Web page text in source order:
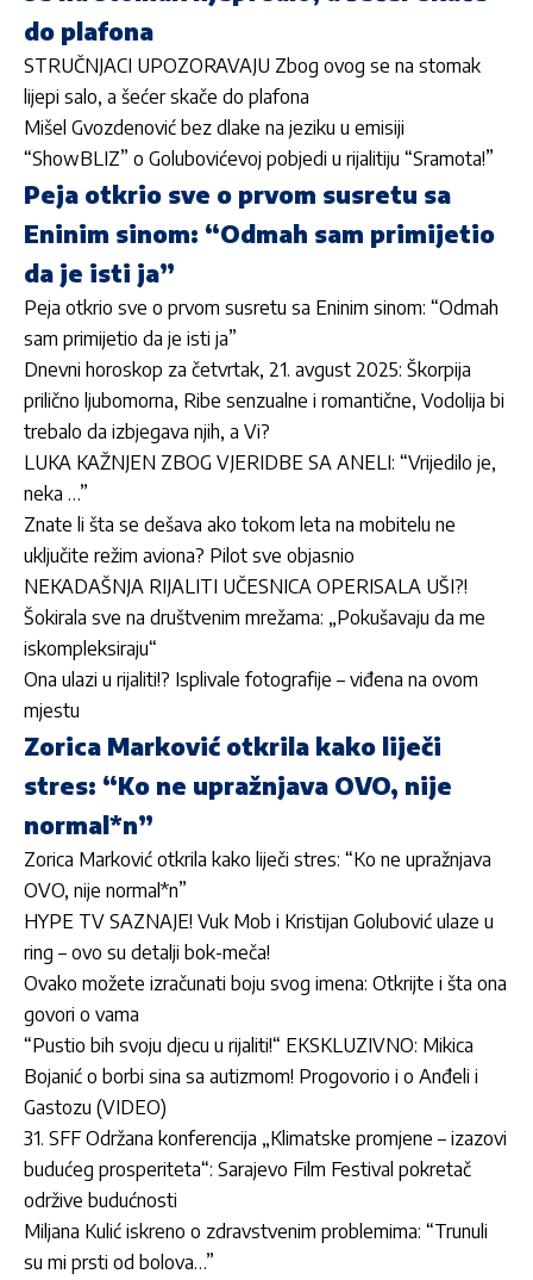
do plafona
STRUČNJACI UPOZORAVAJU Zbog ovog se na stomak
lijepi salo, a šećer skače do plafona
Mišel Gvozdenović bez dlake na jeziku u emisiji
“ShowBLIZ” o Golubovićevoj pobjedi u rijalitiju “Sramota!”
Peja otkrio sve o prvom susretu sa
Eninim sinom: “Odmah sam primijetio
da je isti ja”
Peja otkrio sve o prvom susretu sa Eninim sinom: “Odmah
sam primijetio da je isti ja”
Dnevni horoskop za četvrtak, 21. avgust 2025: Škorpija
prilično ljubomorna, Ribe senzualne i romantične, Vodolija bi
trebalo da izbjegava njih, a Vi?
LUKA KAŽNJEN ZBOG VJERIDBE SA ANELI: “Vrijedilo je,
neka …”
Znate li šta se dešava ako tokom leta na mobitelu ne
uključite režim aviona? Pilot sve objasnio
NEKADAŠNJA RIJALITI UČESNICA OPERISALA UŠI?!
Šokirala sve na društvenim mrežama: „Pokušavaju da me
iskompleksiraju“
Ona ulazi u rijaliti!? Isplivale fotografije – viđena na ovom
mjestu
Zorica Marković otkrila kako liječi
stres: “Ko ne upražnjava OVO, nije
normal*n”
Zorica Marković otkrila kako liječi stres: “Ko ne upražnjava
OVO, nije normal*n”
HYPE TV SAZNAJE! Vuk Mob i Kristijan Golubović ulaze u
ring – ovo su detalji bok-meča!
Ovako možete izračunati boju svog imena: Otkrijte i šta ona
govori o vama
“Pustio bih svoju djecu u rijaliti!“ EKSKLUZIVNO: Mikica
Bojanić o borbi sina sa autizmom! Progovorio i o Anđeli i
Gastozu (VIDEO)
31. SFF Održana konferencija „Klimatske promjene – izazovi
budućeg prosperiteta“: Sarajevo Film Festival pokretač
održive budućnosti
Miljana Kulić iskreno o zdravstvenim problemima: “Trunuli
su mi prsti od bolova…”